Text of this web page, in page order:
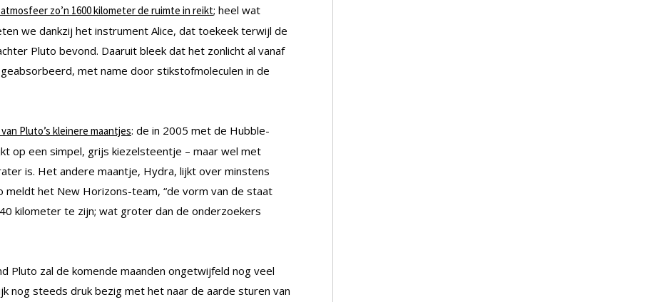
atmosfeer zo’n 1600 kilometer de ruimte in reikt; heel wat
we dankzij het instrument Alice, dat toekeek terwijl de
Pluto bevond. Daaruit bleek dat het zonlicht al vanaf
met name door stikstofmoleculen in de
Pluto’s kleinere maantjes: de in 2005 met de Hubble-
op een simpel, grijs kiezelsteentje – maar wel met
is. Het andere maantje, Hydra, lijkt over minstens
het New Horizons-team, “de vorm van de staat
kilometer te zijn; wat groter dan de onderzoekers
Pluto zal de komende maanden ongetwijfeld nog veel
nog steeds druk bezig met het naar de aarde sturen van